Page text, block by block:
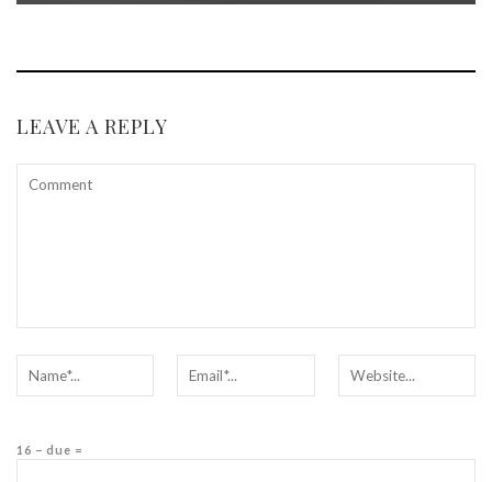
LEAVE A REPLY
16 − due =